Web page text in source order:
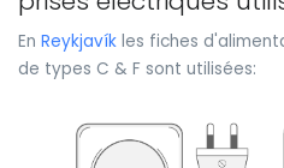
En Reykjavík les fiches
de types C & F sont utilisées: